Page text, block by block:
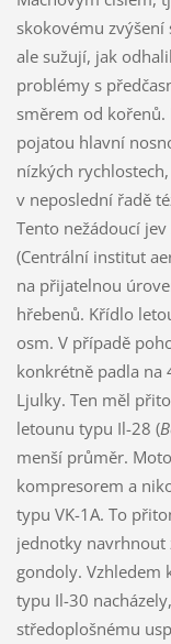
skokovému zvýšení
ale sužují, jak
problémy s
směrem od
pojatou hlavní
nízkých
v neposlední řadě
Tento nežádoucí
(Centrální institut
na přijatelnou
hřebenů. Křídlo
osm. V případě
konkrétně padla na
Ljulky. Ten měl
letounu typu Il-28 (
menší průměr.
kompresorem a
typu VK-1A. To
jednotky navrhnout
gondoly. Vzhledem
typu Il-30
středoplošnému